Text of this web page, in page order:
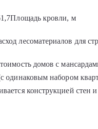
кровли, м
лесоматериалов для
домов с
одинаковым набором
конструк­цией стен